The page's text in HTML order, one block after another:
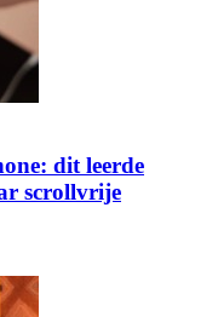
dit leerde
scrollvrije